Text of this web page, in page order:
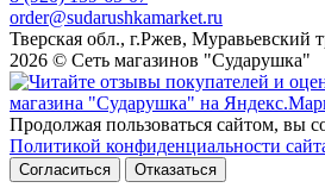
order@sudarushkamarket.ru
Тверская обл., г.Ржев, Муравьевский
2026 © Сеть магазинов "Сударушка"
Продолжая пользоваться сайтом, вы
Политикой конфиденциальности
Согласиться Отказаться